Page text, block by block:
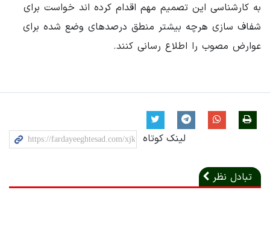
به کارشناسی این تصمیم مهم اقدام کرده اند خواست برای
شفاف سازی هرچه بیشتر منطق درصدهای وضع شده برای
عوارض مصوب را اطلاع رسانی کنند.
لینک کوتاه
تبادل نظر